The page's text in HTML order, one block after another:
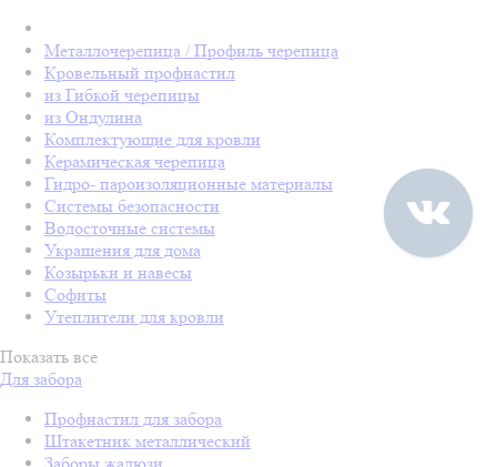
Металлочерепица / Профиль черепица
Кровельный профнастил
из Гибкой черепицы
из Ондулина
Комплектующие для кровли
Керамическая черепица
Гидро- пароизоляционные материалы
Системы безопасности
Водосточные системы
Украшения для дома
Козырьки и навесы
Софиты
Утеплители для кровли
Показать все
Для забора
Профнастил для забора
Штакетник металлический